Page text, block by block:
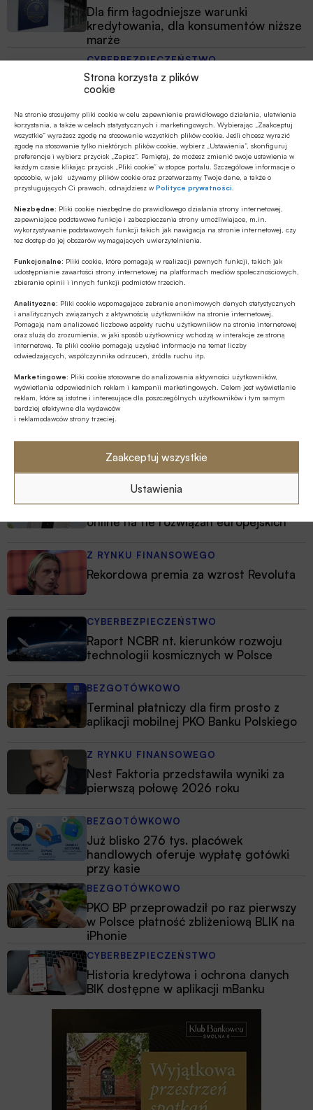
Strona korzysta z plików
cookie
Na stronie stosujemy pliki cookie w celu zapewnienie prawidłowego działania, ułatwienia
korzystania, a także w celach statystycznych i marketingowych. Wybierając „Zaakceptuj
wszystkie” wyrażasz zgodę na stosowanie wszystkich plików cookie. Jeśli chcesz wyrazić
zgodę na stosowanie tylko niektórych plików cookie, wybierz „Ustawienia”, skonfiguruj
preferencje i wybierz przycisk „Zapisz”. Pamiętaj, że możesz zmienić swoje ustawienia w
każdym czasie klikając przycisk „Pliki cookie” w stopce portalu. Szczegółowe informacje o
sposobie, w jaki używamy plików cookie oraz przetwarzamy Twoje dane, a także o
przysługujących Ci prawach, odnajdziesz wPolityce prywatności
Niezbędne: Pliki cookie niezbędne do prawidłowego działania strony internetowej,
zapewniające podstawowe funkcje i zabezpieczenia strony umożliwiające, m.in.
wykorzystywanie podstawowych funkcji takich jak nawigacja na stronie internetowej, czy
tez dostęp do jej obszarów wymagających uwierzytelnienia.
Funkcjonalne: Pliki cookie, które pomagają w realizacji pewnych funkcji, takich jak
udostępnianie zawartości strony internetowej na platformach mediów społecznościowych,
zbieranie opinii i innych funkcji podmiotów trzecich.
Analityczne: Pliki cookie wspomagające zebranie anonimowych danych statystycznych
i analitycznych związanych z aktywnością użytkowników na stronie internetowej.
Pomagają nam analizować liczbowe aspekty ruchu użytkowników na stronie internetowej
oraz służą do zrozumienia, w jaki sposób użytkownicy wchodzą w interakcje ze stroną
internetową. Te pliki cookie pomagają uzyskać informacje na temat liczby
odwiedzających, współczynnika odrzuceń, źródła ruchu itp.
Marketingowe: Pliki cookie stosowane do analizowania aktywności użytkowników,
wyświetlania odpowiednich reklam i kampanii marketingowych. Celem jest wyświetlanie
reklam, które są istotne i interesujące dla poszczególnych użytkowników i tym samym
bardziej efektywne dla wydawców
i reklamodawców strony trzeciej.
Zaakceptuj wszystkie
Ustawienia
Dla firm łagodniejsze warunki
kredytowania, dla konsumentów niższe
marże
CYBERBEZPIECZEŃSTWO
Apel Rady Przedsiębiorczości ws.
polskiego stanowiska w pracach Rady
CYBERBEZPIECZEŃSTWO
W PKO Banku Polskim już działa
pierwszy suwerenny agent AI
ESG
Ekonomiści banku BNP Paribas o
wpływie zmian demograficznych na
polski rynek pracy
Z RYNKU FINANSOWEGO
Autopay o polskim rynku płatności
online na tle rozwiązań europejskich
Z RYNKU FINANSOWEGO
Rekordowa premia za wzrost Revoluta
CYBERBEZPIECZEŃSTWO
Raport NCBR nt. kierunków rozwoju
technologii kosmicznych w Polsce
BEZGOTÓWKOWO
Terminal płatniczy dla firm prosto z
aplikacji mobilnej PKO Banku Polskiego
Z RYNKU FINANSOWEGO
Nest Faktoria przedstawiła wyniki za
pierwszą połowę 2026 roku
BEZGOTÓWKOWO
Już blisko 276 tys. placówek
handlowych oferuje wypłatę gotówki
przy kasie
BEZGOTÓWKOWO
PKO BP przeprowadził po raz pierwszy
w Polsce płatność zbliżeniową BLIK na
iPhonie
CYBERBEZPIECZEŃSTWO
Historia kredytowa i ochrona danych
BIK dostępne w aplikacji mBanku